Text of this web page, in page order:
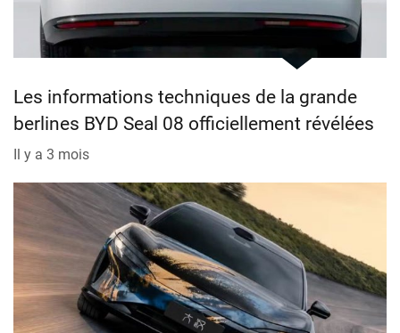
Les informations techniques de la grande
berlines BYD Seal 08 officiellement révélées
Il y a 3 mois